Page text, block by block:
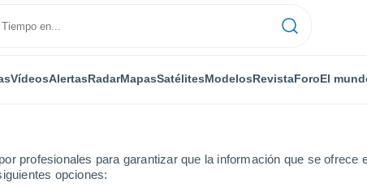
profesionales para garantizar que la información que se ofrece
opciones:
VídeosAlertasRadarMapasSatélitesModelosRevistaForoEl